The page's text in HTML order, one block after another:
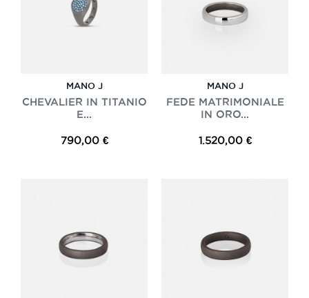
MANO J
CHEVALIER IN TITANIO
E...
790,00 €
MANO J
FEDE MATRIMONIALE
IN ORO...
1.520,00 €